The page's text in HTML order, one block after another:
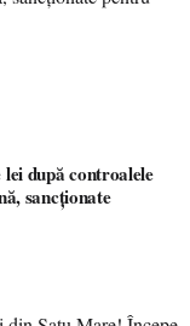
după controalele
sancționate